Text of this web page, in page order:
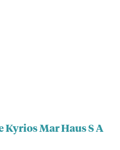
Kyrios Mar Haus S A